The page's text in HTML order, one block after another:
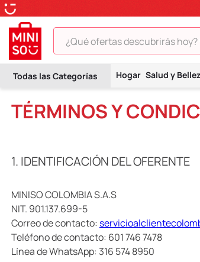
¿Qué ofertas descubrirás hoy?
Hogar Salud y
TÉRMINOS Y
1. IDENTIFICACIÓN DEL OFERENTE
MINISO COLOMBIA S.A.S
NIT. 901.137.699-5
Correo de contacto:
Teléfono de contacto: 601 746 7478
Línea de WhatsApp: 316 574 8950
TÉRMINOS MÁS BUSCADOS
2.
hello kitty
5.
termo
6.
disney
8
toy story
9.
llaveros